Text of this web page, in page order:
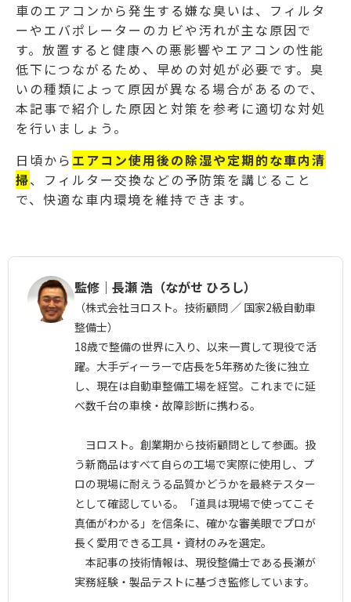
車のエアコンから発生する嫌な臭いは、フィルタ
ーやエバポレーターのカビや汚れが主な原因で
す。放置すると健康への悪影響やエアコンの性能
低下につながるため、早めの対処が必要です。臭
いの種類によって原因が異なる場合があるので、
本記事で紹介した原因と対策を参考に適切な対処
を行いましょう。
日頃から エアコン使用後の除湿や定期的な車内清
掃、フィルター交換などの予防策を講じること
で、快適な車内環境を維持できます。
監修｜長瀬 浩（ながせ ひろし）
（株式会社ヨロスト。技術顧問 ／ 国家2級自動車
整備士）
18歳で整備の世界に入り、以来一貫して現役で活
躍。大手ディーラーで店長を5年務めた後に独立
し、現在は自動車整備工場を経営。これまでに延
べ数千台の車検・故障診断に携わる。
ヨロスト。創業期から技術顧問として参画。扱
う新商品はすべて自らの工場で実際に使用し、プ
ロの現場に耐えうる品質かどうかを最終テスター
として確認している。「道具は現場で使ってこそ
真価がわかる」を信条に、確かな審美眼でプロが
長く愛用できる工具・資材のみを選定。
本記事の技術情報は、現役整備士である長瀬が
実務経験・製品テストに基づき監修しています。